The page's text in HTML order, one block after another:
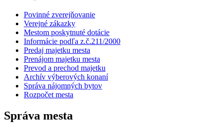
Povinné zverejňovanie
Verejné zákazky
Mestom poskytnuté dotácie
Informácie podľa z.č.211/2000
Predaj majetku mesta
Prenájom majetku mesta
Prevod a prechod majetku
Archív výberových konaní
Správa nájomných bytov
Rozpočet mesta
Správa mesta